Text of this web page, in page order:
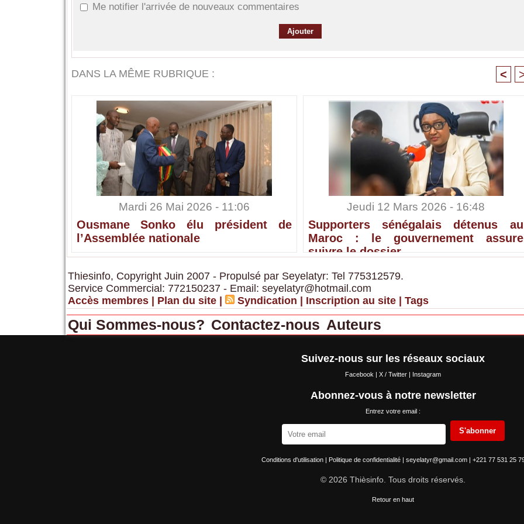
Me notifier l'arrivée de nouveaux commentaires
DANS LA MÊME RUBRIQUE : <
Mardi 26 Mai 2026 - 11:06
Ousmane Sonko élu président de
l’Assemblée nationale
Jeudi 12 Mars 2026 - 16:48
Supporters sénégalais détenus au
Maroc : le gouvernement assure
suivre le dossier
Thiesinfo, Copyright Juin 2007 - Propulsé par Seyelatyr: Tel 775312579.
Service Commercial: 772150237 - Email: seyelatyr@hotmail.com
Accès membres
Plan du site Syndication Inscription au site Tags
Qui Sommes-nous? Contactez-nous Auteurs
Suivez-nous sur les réseaux sociaux
Facebook | X / Twitter | Instagram
Abonnez-vous à notre newsletter
Entrez votre email :
S'abonner
Conditions d'utilisation | Politique de confidentialité | seyelatyr@gmail.com | +221 77 531 25
© 2026 Thièsinfo. Tous droits réservés.
Retour en haut